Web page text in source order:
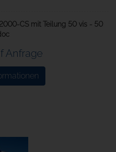
CS mit Teilung 50 vis - 50
Anfrage